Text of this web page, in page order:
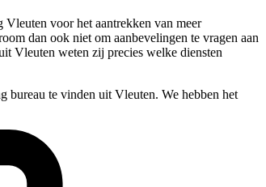
Vleuten voor het aantrekken van meer
dan ook niet om aanbevelingen te vragen aan
Vleuten weten zij precies welke diensten
bureau te vinden uit Vleuten. We hebben het